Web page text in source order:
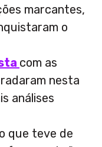
marcantes,
o
com as
nesta
análises
que teve de